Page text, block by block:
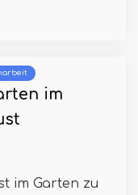
im
im Garten zu